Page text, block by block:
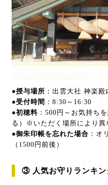
●授与場所 ：出雲大社 神楽
●受付時間 ：8:30～16:30
●初穂料 ：500円～お気持ち
る）※いただく場所により異
●御朱印帳を忘れた場合 ：オ
（1500円前後）
③ 人気お守りランキン